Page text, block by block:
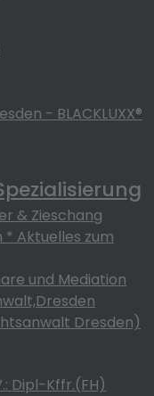
- BLACKLUXX®
& Zieschang
* Aktuelles zum
und Mediation
Dresden)
Dipl-Kffr.(FH)